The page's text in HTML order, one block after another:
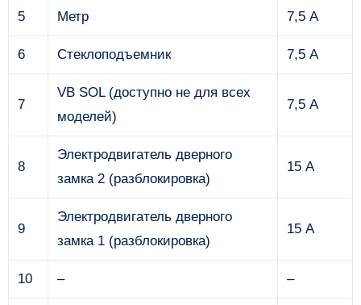
5 Метр 7,5 А
6 Стеклоподъемник 7,5 А
7
VB SOL (доступно не для всех
моделей)
7,5 А
8
Электродвигатель дверного
замка 2 (разблокировка)
15 А
9
Электродвигатель дверного
замка 1 (разблокировка)
15 А
10 – –